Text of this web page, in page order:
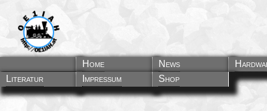
Home News
Literatur
Impressum Shop